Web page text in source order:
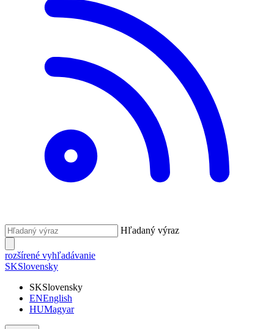
Hľadaný výraz
rozšírené vyhľadávanie
SKSlovensky
SKSlovensky
ENEnglish
HUMagyar